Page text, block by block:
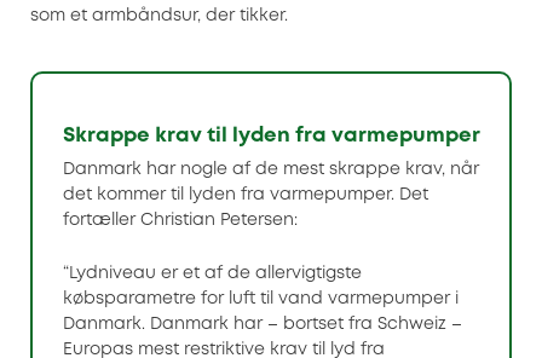
som et armbåndsur, der tikker.
Skrappe krav til lyden fra varmepumper
Danmark har nogle af de mest skrappe krav, når
det kommer til lyden fra varmepumper. Det
fortæller Christian Petersen:
“Lydniveau er et af de allervigtigste
købsparametre for luft til vand varmepumper i
Danmark. Danmark har – bortset fra Schweiz –
Europas mest restriktive krav til lyd fra